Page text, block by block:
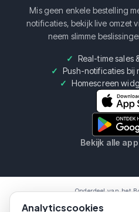
Mis geen enkele bestelling
notificaties, bekijk live omzet
neem slimme
Real-time sales
Push-notificaties bij
Homescreen
Bekijk alle
Onderdeel van het
Analyticscookies